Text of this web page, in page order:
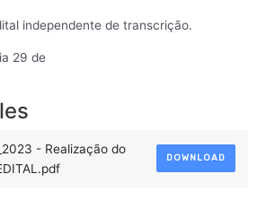
independente de transcrição.
29 de
- Realização do
DOWNLOAD